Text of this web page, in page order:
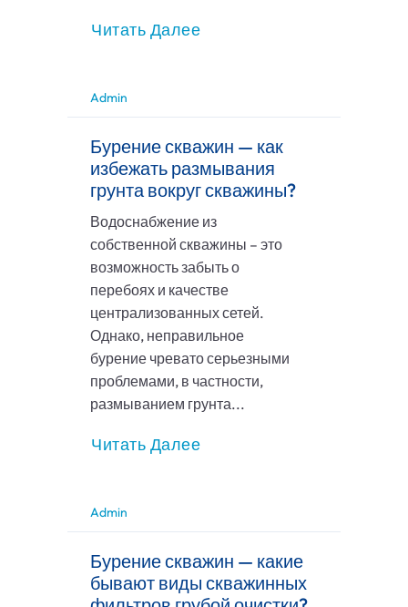
Читать Далее
Admin
Бурение скважин — как
избежать размывания
грунта вокруг скважины?
Водоснабжение из
собственной скважины – это
возможность забыть о
перебоях и качестве
централизованных сетей.
Однако, неправильное
бурение чревато серьезными
проблемами, в частности,
размыванием грунта...
Читать Далее
Admin
Бурение скважин — какие
бывают виды скважинных